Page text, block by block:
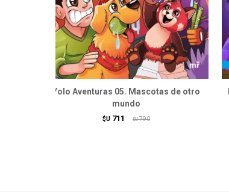
Yolo Aventuras 05. Mascotas de otro
mundo
$U 711 $U 790